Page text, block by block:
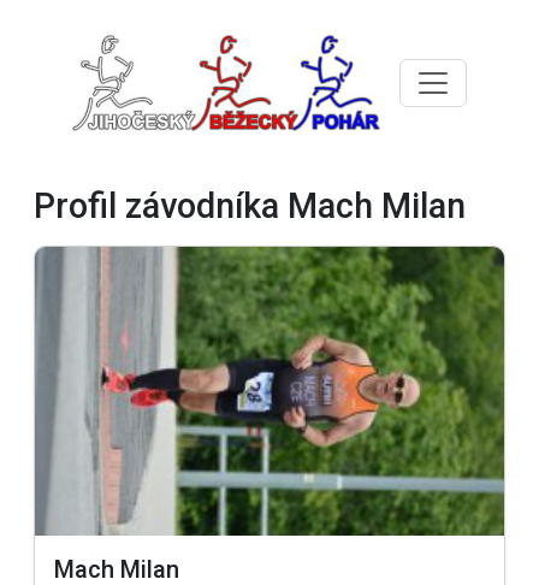
Profil závodníka Mach Milan
Mach Milan